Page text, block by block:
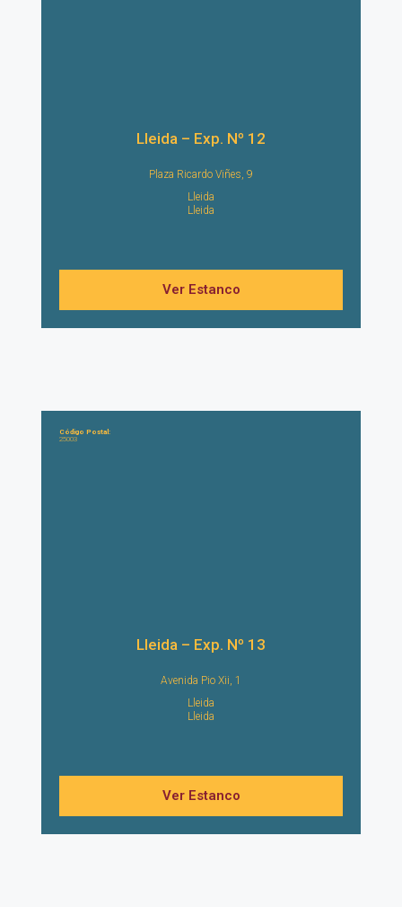
Lleida – Exp. Nº 12
Plaza Ricardo Viñes, 9
Lleida
Lleida
Ver Estanco
Código Postal:
25003
Lleida – Exp. Nº 13
Avenida Pio Xii, 1
Lleida
Lleida
Ver Estanco